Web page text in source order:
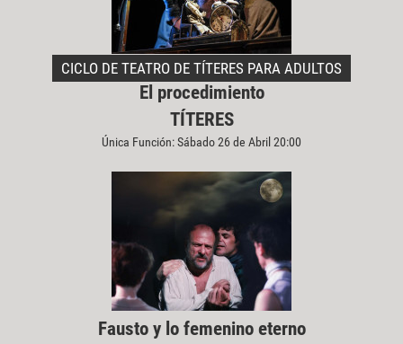
CICLO DE TEATRO DE TÍTERES PARA ADULTOS
El procedimiento
TÍTERES
Única Función: Sábado 26 de Abril 20:00
Fausto y lo femenino eterno